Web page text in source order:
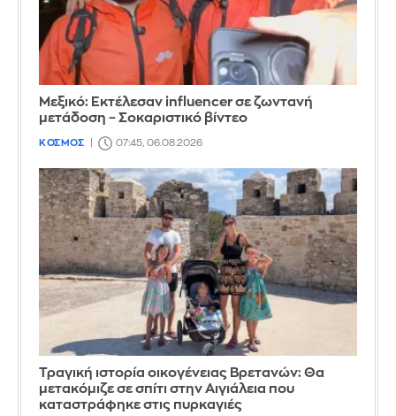
Μεξικό: Εκτέλεσαν influencer σε ζωντανή
μετάδοση – Σοκαριστικό βίντεο
ΚΟΣΜΟΣ 07:45, 06.08.2026
Τραγική ιστορία οικογένειας Βρετανών: Θα
μετακόμιζε σε σπίτι στην Αιγιάλεια που
καταστράφηκε στις πυρκαγιές